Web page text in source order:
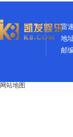
雷
地
邮
网站地图